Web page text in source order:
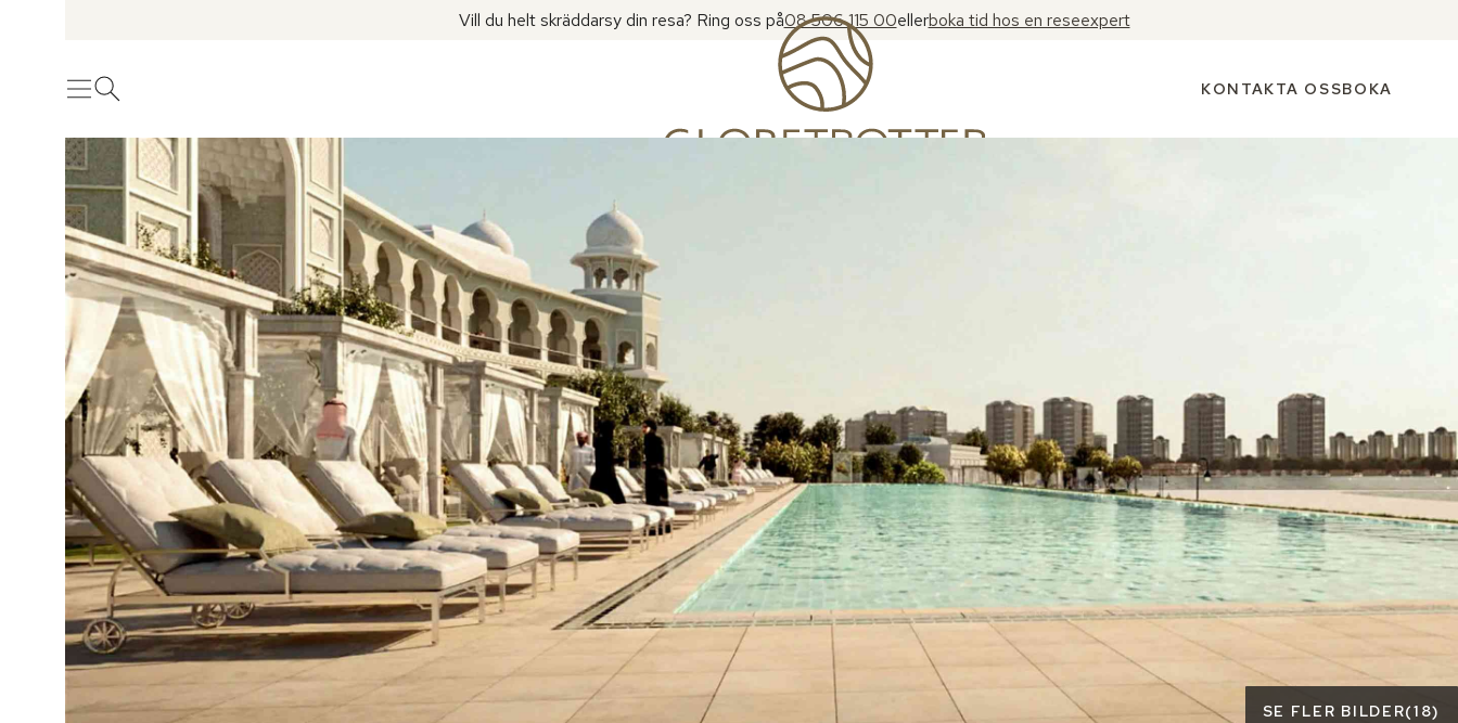
Vill du helt skräddarsy din resa? Ring oss på08 506 115 00ellerboka tid hos en reseexpert
MenyÖppna sök KONTAKTA OSSBOKA
Se fler bilder
SE FLER BILDER(18)